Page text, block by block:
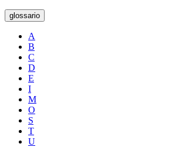
glossario
A
B
C
D
E
I
M
O
S
T
U